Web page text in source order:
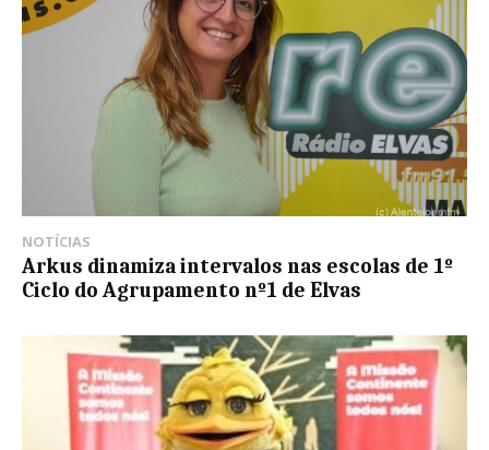
NOTÍCIAS
Arkus dinamiza intervalos nas escolas de 1º
Ciclo do Agrupamento nº1 de Elvas